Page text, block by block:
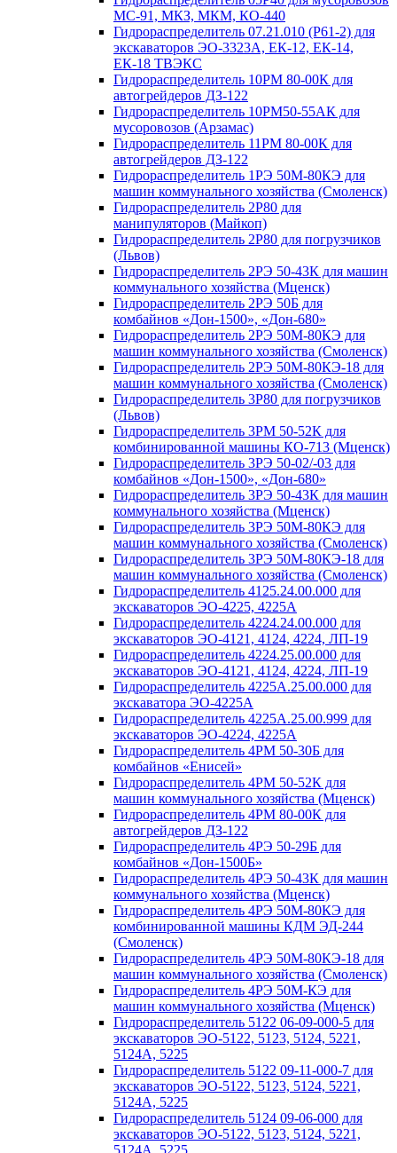
МС-91, МКЗ, МКМ, КО-440
Гидрораспределитель 07.21.010 (Р61-2) для
экскаваторов ЭО-3323А, ЕК-12, ЕК-14,
ЕК-18 ТВЭКС
Гидрораспределитель 10РМ 80-00К для
автогрейдеров ДЗ-122
Гидрораспределитель 10РМ50-55АК для
мусоровозов (Арзамас)
Гидрораспределитель 11РМ 80-00К для
автогрейдеров ДЗ-122
Гидрораспределитель 1РЭ 50М-80КЭ для
машин коммунального хозяйства (Смоленск)
Гидрораспределитель 2Р80 для
манипуляторов (Майкоп)
Гидрораспределитель 2Р80 для погрузчиков
(Львов)
Гидрораспределитель 2РЭ 50-43К для машин
коммунального хозяйства (Мценск)
Гидрораспределитель 2РЭ 50Б для
комбайнов «Дон-1500», «Дон-680»
Гидрораспределитель 2РЭ 50М-80КЭ для
машин коммунального хозяйства (Смоленск)
Гидрораспределитель 2РЭ 50М-80КЭ-18 для
машин коммунального хозяйства (Смоленск)
Гидрораспределитель 3Р80 для погрузчиков
(Львов)
Гидрораспределитель 3РМ 50-52К для
комбинированной машины КО-713 (Мценск)
Гидрораспределитель 3РЭ 50-02/-03 для
комбайнов «Дон-1500», «Дон-680»
Гидрораспределитель 3РЭ 50-43К для машин
коммунального хозяйства (Мценск)
Гидрораспределитель 3РЭ 50М-80КЭ для
машин коммунального хозяйства (Смоленск)
Гидрораспределитель 3РЭ 50М-80КЭ-18 для
машин коммунального хозяйства (Смоленск)
Гидрораспределитель 4125.24.00.000 для
экскаваторов ЭО-4225, 4225А
Гидрораспределитель 4224.24.00.000 для
экскаваторов ЭО-4121, 4124, 4224, ЛП-19
Гидрораспределитель 4224.25.00.000 для
экскаваторов ЭО-4121, 4124, 4224, ЛП-19
Гидрораспределитель 4225А.25.00.000 для
экскаватора ЭО-4225А
Гидрораспределитель 4225А.25.00.999 для
экскаваторов ЭО-4224, 4225А
Гидрораспределитель 4РМ 50-30Б для
комбайнов «Енисей»
Гидрораспределитель 4РМ 50-52К для
машин коммунального хозяйства (Мценск)
Гидрораспределитель 4РМ 80-00К для
автогрейдеров ДЗ-122
Гидрораспределитель 4РЭ 50-29Б для
комбайнов «Дон-1500Б»
Гидрораспределитель 4РЭ 50-43К для машин
коммунального хозяйства (Мценск)
Гидрораспределитель 4РЭ 50М-80КЭ для
комбинированной машины КДМ ЭД-244
(Смоленск)
Гидрораспределитель 4РЭ 50М-80КЭ-18 для
машин коммунального хозяйства (Смоленск)
Гидрораспределитель 4РЭ 50М-КЭ для
машин коммунального хозяйства (Мценск)
Гидрораспределитель 5122 06-09-000-5 для
экскаваторов ЭО-5122, 5123, 5124, 5221,
5124А, 5225
Гидрораспределитель 5122 09-11-000-7 для
экскаваторов ЭО-5122, 5123, 5124, 5221,
5124А, 5225
Гидрораспределитель 5124 09-06-000 для
экскаваторов ЭО-5122, 5123, 5124, 5221,
5124А, 5225